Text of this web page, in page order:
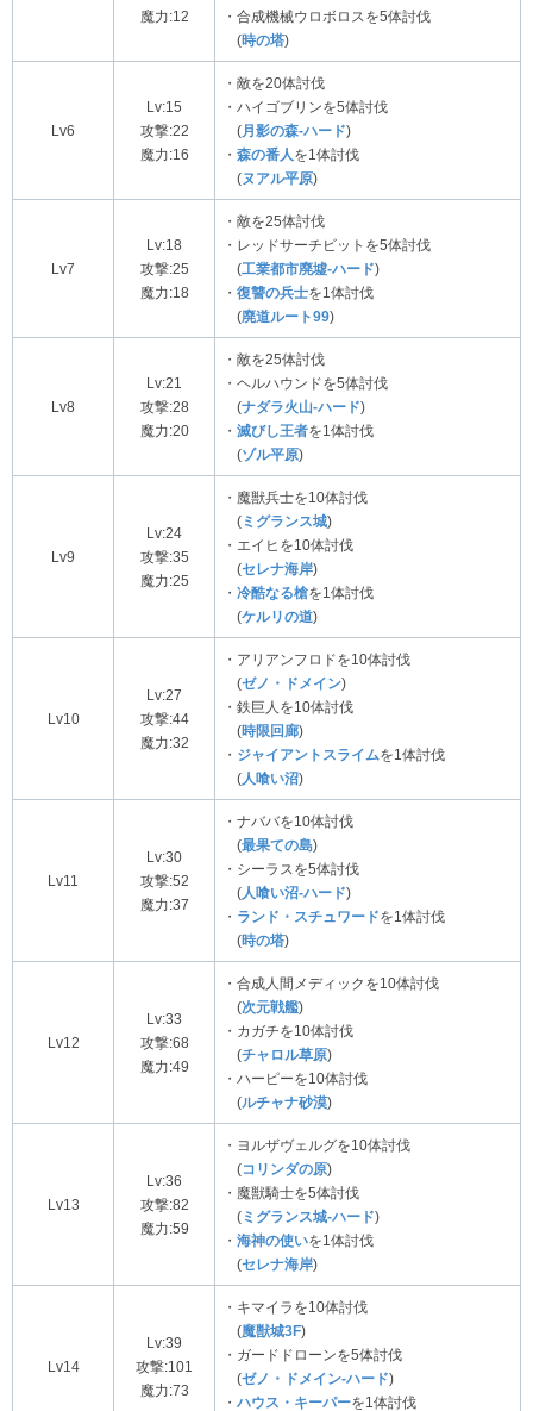
魔力:12
・合成機械ウロボロスを5体討伐
(時の塔)
Lv6
Lv:15
攻撃:22
魔力:16
・敵を20体討伐
・ハイゴブリンを5体討伐
(月影の森-ハード)
・ 森の番人 を1体討伐
(ヌアル平原)
Lv7
Lv:18
攻撃:25
魔力:18
・敵を25体討伐
・レッドサーチビットを5体討伐
(工業都市廃墟-ハード)
・ 復讐の兵士を1体討伐
(廃道ルート99)
Lv8
Lv:21
攻撃:28
魔力:20
・敵を25体討伐
・ヘルハウンドを5体討伐
(ナダラ火山-ハード)
・ 滅びし王者を1体討伐
(ゾル平原)
Lv9
Lv:24
攻撃:35
魔力:25
・魔獣兵士を10体討伐
( ミグランス城)
・エイヒを10体討伐
(セレナ海岸)
・ 冷酷なる槍を1体討伐
(ケルリの道)
Lv10
Lv:27
攻撃:44
魔力:32
・アリアンフロドを10体討伐
(ゼノ・ドメイン)
・鉄巨人を10体討伐
(時限回廊)
・ ジャイアントスライムを1体討伐
( 人喰い沼)
Lv11
Lv:30
攻撃:52
魔力:37
・ナババを10体討伐
(最果ての島)
・シーラスを5体討伐
( 人喰い沼-ハード)
・ ランド・スチュワードを1体討伐
(時の塔)
Lv12
Lv:33
攻撃:68
魔力:49
・合成人間メディックを10体討伐
(次元戦艦)
・カガチを10体討伐
(チャロル草原)
・ハーピーを10体討伐
(ルチャナ砂漠)
Lv13
Lv:36
攻撃:82
魔力:59
・ヨルザヴェルグを10体討伐
(コリンダの原)
・魔獣騎士を5体討伐
( ミグランス城-ハード)
・ 海神の使いを1体討伐
(セレナ海岸)
Lv14
Lv:39
攻撃:101
魔力:73
・キマイラを10体討伐
(魔獣城3F)
・ガードドローンを5体討伐
(ゼノ・ドメイン-ハード)
・ ハウス・キーパーを1体討伐